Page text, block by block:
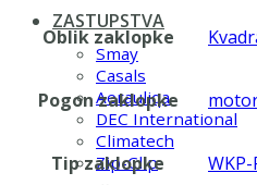
ZASTUPSTVA
Smay
Casals
Aerauliqa
DEC International
Climatech
Zip-Clip
Oblik zaklopke
Pogon zaklopke
Tip zaklopke WKP-